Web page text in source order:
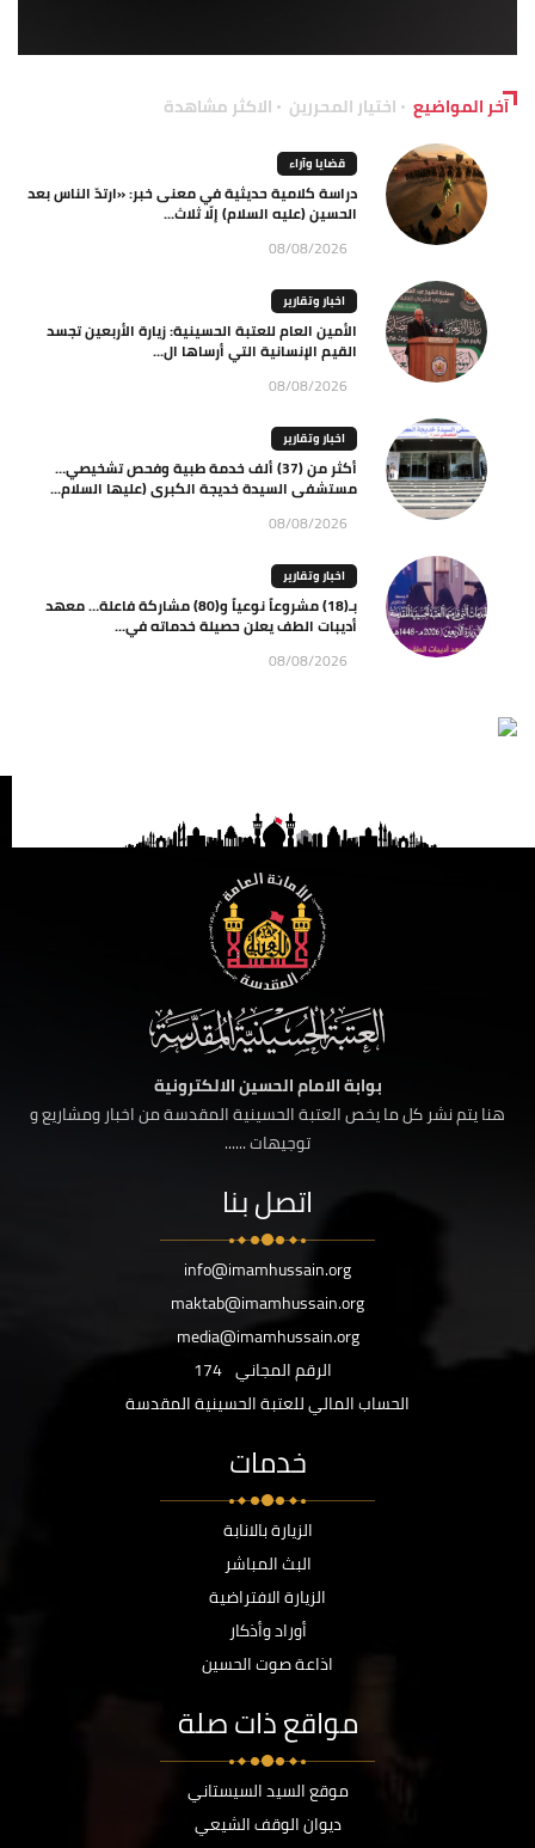
آخر المواضيع اختيار المحررين الاكثر مشاهدة
قضايا وآراء
دراسة كلامية حديثية في معنى خبر: «ارتدّ الناس بعد
الحسين (عليه السلام) إلّا ثلاث...
08/08/2026
اخبار وتقارير
الأمين العام للعتبة الحسينية: زيارة الأربعين تجسد
القيم الإنسانية التي أرساها ال...
08/08/2026
اخبار وتقارير
أكثر من (37) ألف خدمة طبية وفحص تشخيصي…
مستشفى السيدة خديجة الكبرى (عليها السلام...
08/08/2026
اخبار وتقارير
بـ(18) مشروعاً نوعياً و(80) مشاركة فاعلة… معهد
أديبات الطف يعلن حصيلة خدماته في...
08/08/2026
بوابة الامام الحسين الالكترونية
هنا يتم نشر كل ما يخص العتبة الحسينية المقدسة من اخبار ومشاريع و
توجيهات ......
اتصل بنا
info@imamhussain.org
maktab@imamhussain.org
media@imamhussain.org
الرقم المجاني 174
الحساب المالي للعتبة الحسينية المقدسة
خدمات
الزيارة بالانابة
البث المباشر
الزيارة الافتراضية
أوراد وأذكار
اذاعة صوت الحسين
مواقع ذات صلة
موقع السيد السيستاني
ديوان الوقف الشيعي